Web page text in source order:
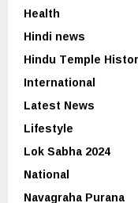
Health
Hindi news
Hindu Temple
International
Latest News
Lifestyle
Lok Sabha 2024
National
Navagraha Purana